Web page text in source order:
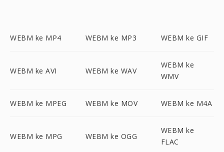
WEBM ke MP4 WEBM ke MP3 WEBM ke GIF
WEBM ke AVI WEBM ke WAV
WEBM ke
WMV
WEBM ke MPEG WEBM ke MOV WEBM ke M4A
WEBM ke MPG WEBM ke OGG
WEBM ke
FLAC